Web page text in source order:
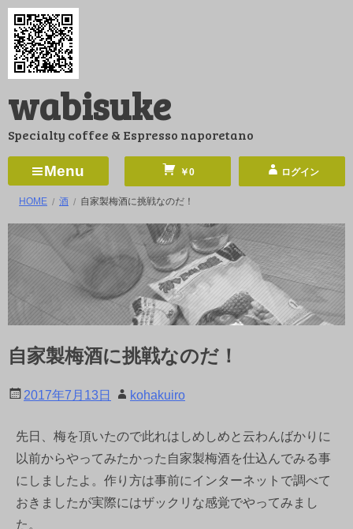
コ
ン
ツ
ス
ッ
wabisuke
Specialty coffee & Espresso naporetano
Menu ￥0 ログイン
HOME 酒 自家製梅酒に挑戦なのだ！
自家製梅酒に挑戦なのだ！
2017年7月13日 kohakuiro
先日、梅を頂いたので此れはしめしめと云わんばかりに
以前からやってみたかった自家製梅酒を仕込んでみる事
にしましたよ。作り方は事前にインターネットで調べて
おきましたが実際にはザックリな感覚でやってみまし
た。